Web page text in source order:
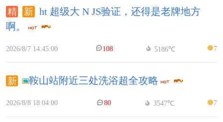
ht 超级大 N JS验证，还得是老牌地方
啊。
2026/8/7 14:45:00 108 5186℃ 7
鞍山站附近三处洗浴超全攻略
2026/8/8 18:04:00 80 3547℃ 7